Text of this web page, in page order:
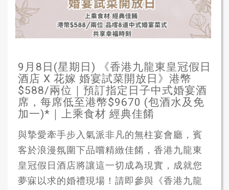
9月8日(星期日) 《香港九龍東皇冠假日
酒店 X 花嫁 婚宴試菜開放日》港幣
$588/兩位｜預訂指定日子中式婚宴酒
席，每席低至港幣$9670 (包酒水及免
加一)*｜上乘食材 經典佳餚
與摯愛牽手步入氣派非凡的無柱宴會廳，賓
客於浪漫氛圍下品嚐精緻佳餚，香港九龍東
皇冠假日酒店將讓這一切成為現實，成就您
夢寐以求的婚禮現場！請即參與《香港九龍